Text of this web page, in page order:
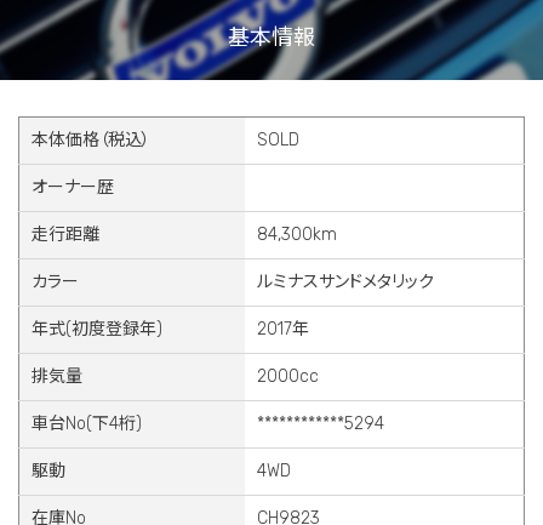
基本情報
本体価格（税込） SOLD
オーナー歴
走行距離 84,300km
カラー ルミナスサンドメタリック
年式(初度登録年) 2017年
排気量 2000cc
車台No(下4桁) ************5294
駆動 4WD
在庫No CH9823